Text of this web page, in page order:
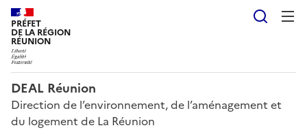
PRÉFET
DE LA RÉGION
RÉUNION
DEAL Réunion
Direction de l’environnement, de l’aménagement et
du logement de La Réunion